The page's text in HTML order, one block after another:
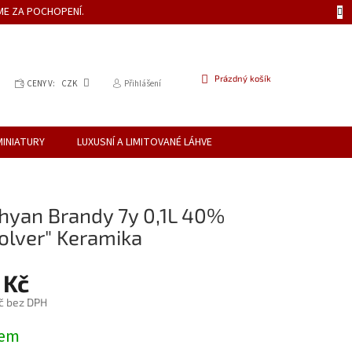
ZA POCHOPENÍ.
CENY V: CZK Přihlášení
NÁKUPNÍ
Prázdný košík
LUXUSNÍ A LIMITOVANÉ LÁHVE
Brandy 7y 0,1L 40%
Keramika
bez DPH